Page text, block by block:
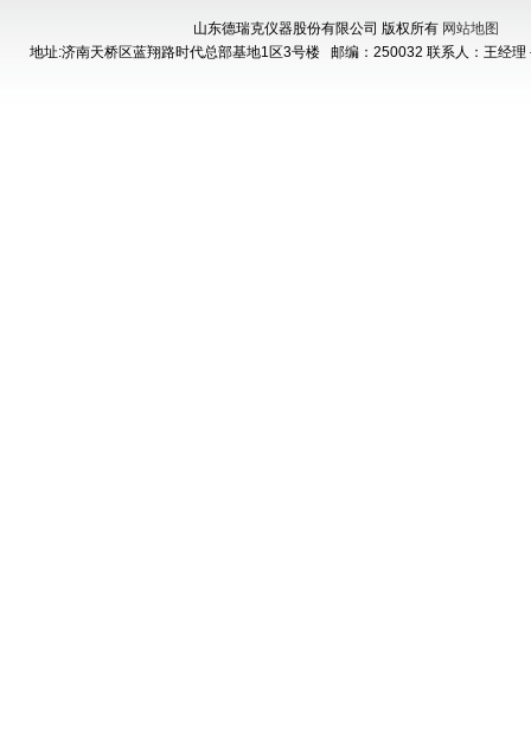
山东德瑞克仪器股份有限公司 版权所有 网站地图
地址:济南天桥区蓝翔路时代总部基地1区3号楼 邮编：250032 联系人：王经